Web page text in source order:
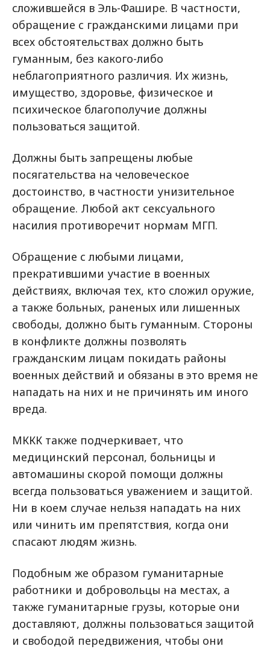
сложившейся в Эль-Фашире. В частности,
обращение с гражданскими лицами при
всех обстоятельствах должно быть
гуманным, без какого-либо
неблагоприятного различия. Их жизнь,
имущество, здоровье, физическое и
психическое благополучие должны
пользоваться защитой.
Должны быть запрещены любые
посягательства на человеческое
достоинство, в частности унизительное
обращение. Любой акт сексуального
насилия противоречит нормам МГП.
Обращение с любыми лицами,
прекратившими участие в военных
действиях, включая тех, кто сложил оружие,
а также больных, раненых или лишенных
свободы, должно быть гуманным. Стороны
в конфликте должны позволять
гражданским лицам покидать районы
военных действий и обязаны в это время не
нападать на них и не причинять им иного
вреда.
МККК также подчеркивает, что
медицинский персонал, больницы и
автомашины скорой помощи должны
всегда пользоваться уважением и защитой.
Ни в коем случае нельзя нападать на них
или чинить им препятствия, когда они
спасают людям жизнь.
Подобным же образом гуманитарные
работники и добровольцы на местах, а
также гуманитарные грузы, которые они
доставляют, должны пользоваться защитой
и свободой передвижения, чтобы они